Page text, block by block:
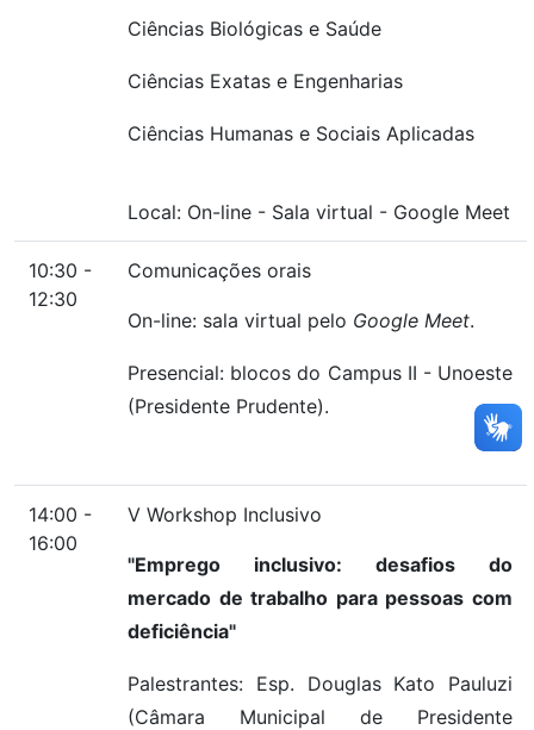
Ciências Biológicas e Saúde
Ciências Exatas e Engenharias
Ciências Humanas e Sociais Aplicadas
Local: On-line - Sala virtual - Google Meet
10:30 -
12:30
Comunicações orais
On-line: sala virtual pelo Google Meet.
Presencial: blocos do Campus II - Unoeste
(Presidente Prudente).
14:00 -
16:00
V Workshop Inclusivo
"Emprego inclusivo: desafios do
mercado de trabalho para pessoas com
deficiência"
Palestrantes: Esp. Douglas Kato Pauluzi
(Câmara Municipal de Presidente